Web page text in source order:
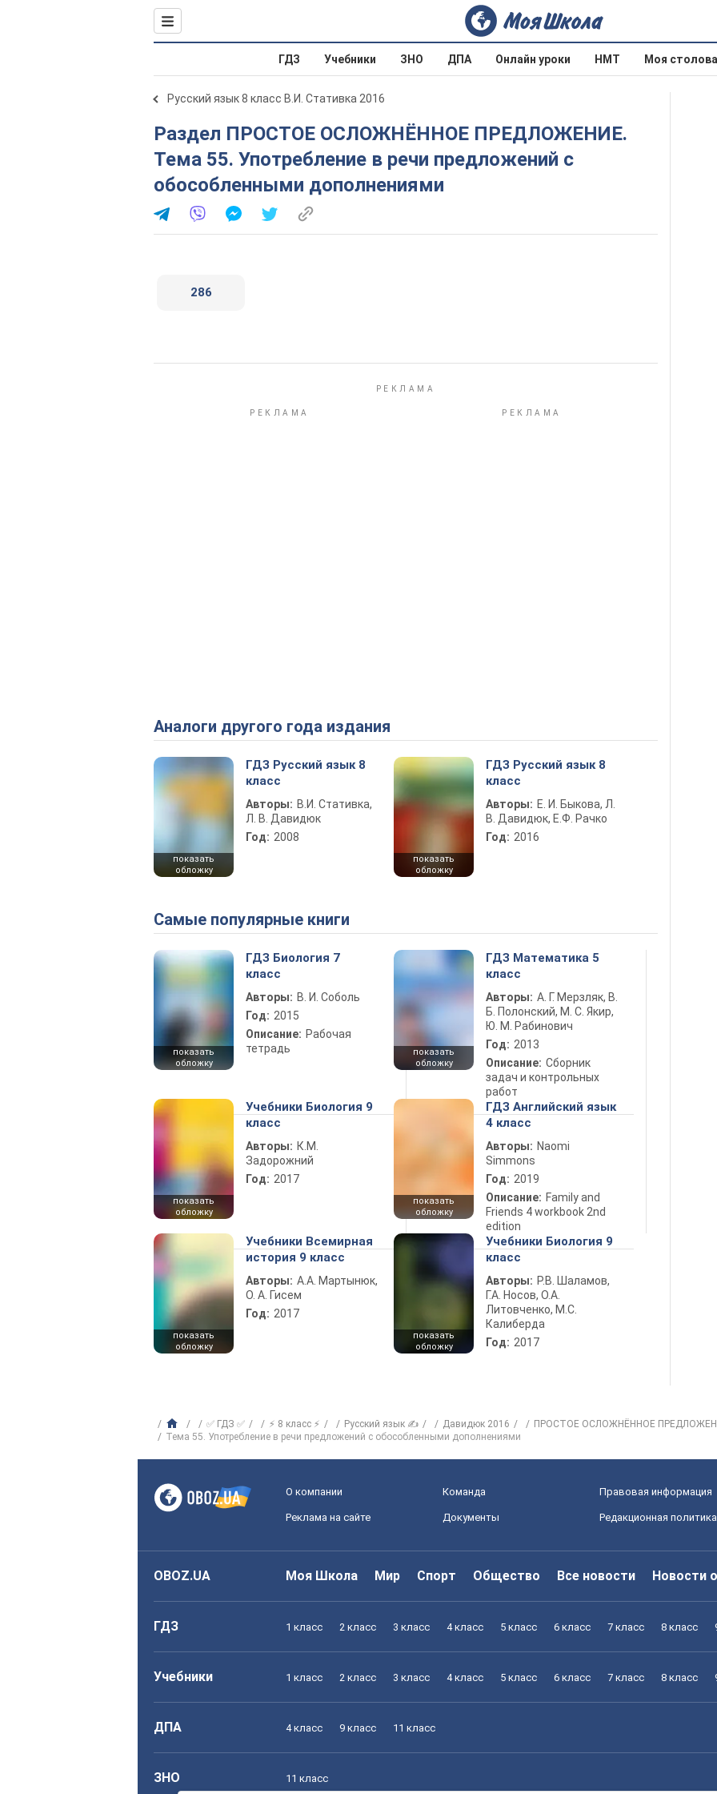
ГДЗ Учебники ЗНО ДПА Онлайн уроки НМТ Моя
Русский язык 8 класс В.И. Стативка 2016
Раздел ПРОСТОЕ ОСЛОЖНЁННОЕ ПРЕДЛОЖЕНИЕ.
Тема 55. Употребление в речи предложений с
обособленными дополнениями
286
Аналоги другого года издания
показать
обложку
ГДЗ Русский язык 8
класс
Авторы: В.И. Стативка,
Л. В. Давидюк
Год: 2008
показать
обложку
ГДЗ Русский язык 8
класс
Авторы: Е. И. Быкова, Л.
В. Давидюк, Е.Ф. Рачко
Год: 2016
Самые популярные книги
показать
обложку
ГДЗ Биология 7
класс
Авторы: В. И. Соболь
Год: 2015
Описание: Рабочая
тетрадь
показать
обложку
ГДЗ Математика 5
класс
Авторы: А. Г. Мерзляк, В.
Б. Полонский, М. С. Якир,
Ю. М. Рабинович
Год: 2013
Описание: Сборник
задач и контрольных
работ
показать
обложку
Учебники Биология 9
класс
Авторы: К.М.
Задорожний
Год: 2017
показать
обложку
ГДЗ Английский язык
4 класс
Авторы: Naomi
Simmons
Год: 2019
Описание: Family and
Friends 4 workbook 2nd
edition
показать
обложку
Учебники Всемирная
история 9 класс
Авторы: А.А. Мартынюк,
О. А. Гисем
Год: 2017
показать
обложку
Учебники Биология 9
класс
Авторы: Р.В. Шаламов,
Г.А. Носов, О.А.
Литовченко, М.С.
Калиберда
Год: 2017
✅ ГДЗ ✅ ⚡ 8 класс ⚡ Русский язык ✍ Давидюк 2016
ПРОСТОЕ ОСЛОЖНЁННОЕ
Тема 55. Употребление в речи предложений с обособленными дополнениями
О компании Команда Правовая информация
Реклама на сайте Документы Редакционная политика
OBOZ.UA Моя Школа Мир Спорт Общество Все новости Новости
ГДЗ 1 класс 2 класс 3 класс 4 класс 5 класс 6 класс 7 класс 8 класс
Учебники 1 класс 2 класс 3 класс 4 класс 5 класс 6 класс 7 класс 8 класс
ДПА 4 класс 9 класс 11 класс
ЗНО 11 класс